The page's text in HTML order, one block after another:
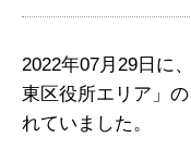
2022年07月29日に
東区役所エリア」
れていました。